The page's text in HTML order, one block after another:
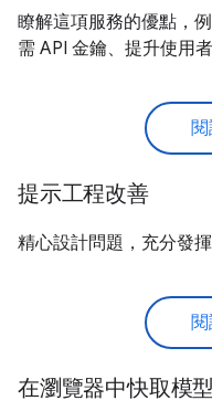
瞭解這項服務的優點，
需 API 金鑰、提升使用
提示工程改善
精心設計問題，充分發揮
在瀏覽器中快取模型